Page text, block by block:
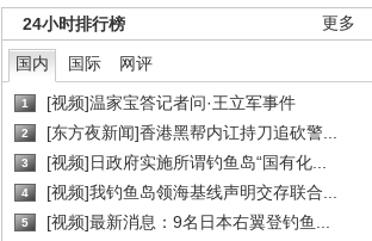
更多
24小时排行榜
国内 国际 网评
1 [视频]温家宝答记者问·王立军事件
2 [东方夜新闻]香港黑帮内讧持刀追砍警...
3 [视频]日政府实施所谓钓鱼岛“国有化...
4 [视频]我钓鱼岛领海基线声明交存联合...
5 [视频]最新消息：9名日本右翼登钓鱼...